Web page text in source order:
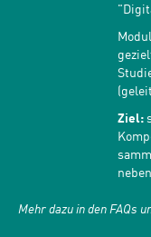
Ziel:
Mehr dazu in den FAQs